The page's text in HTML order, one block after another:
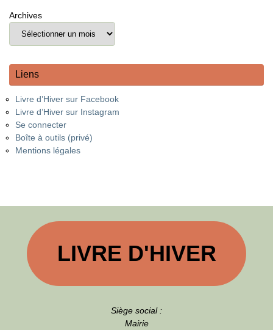
Archives
Liens
Livre d’Hiver sur Facebook
Livre d’Hiver sur Instagram
Se connecter
Boîte à outils (privé)
Mentions légales
LIVRE D'HIVER
Siège social :
Mairie